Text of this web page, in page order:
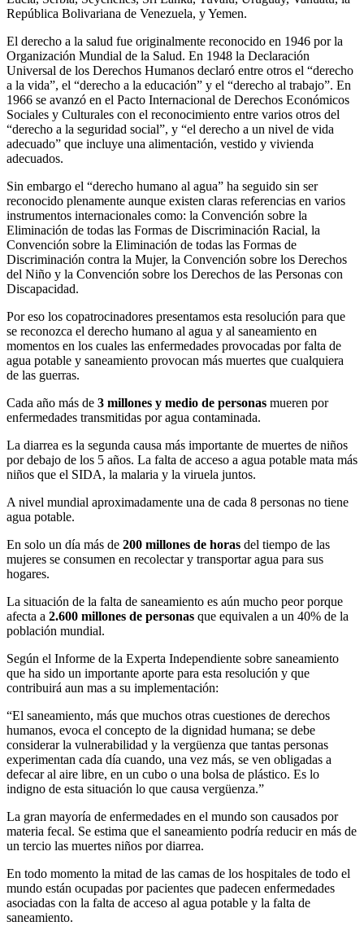
República Bolivariana de Venezuela, y Yemen.
El derecho a la salud fue originalmente reconocido en 1946 por la
Organización Mundial de la Salud. En 1948 la Declaración
Universal de los Derechos Humanos declaró entre otros el “derecho
a la vida”, el “derecho a la educación” y el “derecho al trabajo”. En
1966 se avanzó en el Pacto Internacional de Derechos Económicos
Sociales y Culturales con el reconocimiento entre varios otros del
“derecho a la seguridad social”, y “el derecho a un nivel de vida
adecuado” que incluye una alimentación, vestido y vivienda
adecuados.
Sin embargo el “derecho humano al agua” ha seguido sin ser
reconocido plenamente aunque existen claras referencias en varios
instrumentos internacionales como: la Convención sobre la
Eliminación de todas las Formas de Discriminación Racial, la
Convención sobre la Eliminación de todas las Formas de
Discriminación contra la Mujer, la Convención sobre los Derechos
del Niño y la Convención sobre los Derechos de las Personas con
Discapacidad.
Por eso los copatrocinadores presentamos esta resolución para que
se reconozca el derecho humano al agua y al saneamiento en
momentos en los cuales las enfermedades provocadas por falta de
agua potable y saneamiento provocan más muertes que cualquiera
de las guerras.
Cada año más de 3 millones y medio de personas mueren por
enfermedades transmitidas por agua contaminada.
La diarrea es la segunda causa más importante de muertes de niños
por debajo de los 5 años. La falta de acceso a agua potable mata más
niños que el SIDA, la malaria y la viruela juntos.
A nivel mundial aproximadamente una de cada 8 personas no tiene
agua potable.
En solo un día más de 200 millones de horas del tiempo de las
mujeres se consumen en recolectar y transportar agua para sus
hogares.
La situación de la falta de saneamiento es aún mucho peor porque
afecta a 2.600 millones de personas que equivalen a un 40% de la
población mundial.
Según el Informe de la Experta Independiente sobre saneamiento
que ha sido un importante aporte para esta resolución y que
contribuirá aun mas a su implementación:
“El saneamiento, más que muchos otras cuestiones de derechos
humanos, evoca el concepto de la dignidad humana; se debe
considerar la vulnerabilidad y la vergüenza que tantas personas
experimentan cada día cuando, una vez más, se ven obligadas a
defecar al aire libre, en un cubo o una bolsa de plástico. Es lo
indigno de esta situación lo que causa vergüenza.”
La gran mayoría de enfermedades en el mundo son causados por
materia fecal. Se estima que el saneamiento podría reducir en más de
un tercio las muertes niños por diarrea.
En todo momento la mitad de las camas de los hospitales de todo el
mundo están ocupadas por pacientes que padecen enfermedades
asociadas con la falta de acceso al agua potable y la falta de
saneamiento.